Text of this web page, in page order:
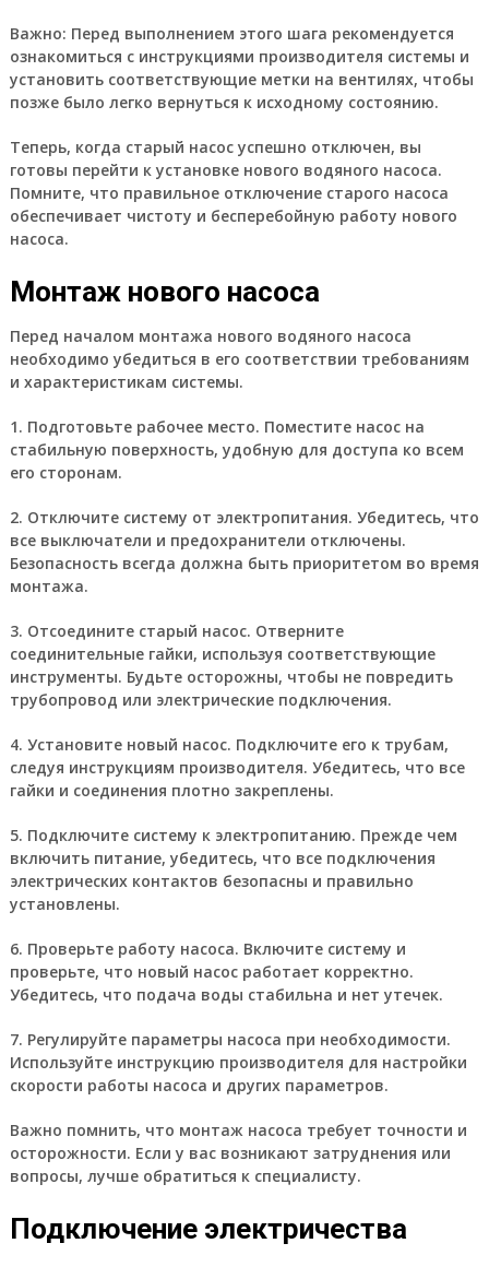
Важно: Перед выполнением этого шага рекомендуется
ознакомиться с инструкциями производителя системы и
установить соответствующие метки на вентилях, чтобы
позже было легко вернуться к исходному состоянию.
Теперь, когда старый насос успешно отключен, вы
готовы перейти к установке нового водяного насоса.
Помните, что правильное отключение старого насоса
обеспечивает чистоту и бесперебойную работу нового
насоса.
Монтаж нового насоса
Перед началом монтажа нового водяного насоса
необходимо убедиться в его соответствии требованиям
и характеристикам системы.
1. Подготовьте рабочее место. Поместите насос на
стабильную поверхность, удобную для доступа ко всем
его сторонам.
2. Отключите систему от электропитания. Убедитесь, что
все выключатели и предохранители отключены.
Безопасность всегда должна быть приоритетом во время
монтажа.
3. Отсоедините старый насос. Отверните
соединительные гайки, используя соответствующие
инструменты. Будьте осторожны, чтобы не повредить
трубопровод или электрические подключения.
4. Установите новый насос. Подключите его к трубам,
следуя инструкциям производителя. Убедитесь, что все
гайки и соединения плотно закреплены.
5. Подключите систему к электропитанию. Прежде чем
включить питание, убедитесь, что все подключения
электрических контактов безопасны и правильно
установлены.
6. Проверьте работу насоса. Включите систему и
проверьте, что новый насос работает корректно.
Убедитесь, что подача воды стабильна и нет утечек.
7. Регулируйте параметры насоса при необходимости.
Используйте инструкцию производителя для настройки
скорости работы насоса и других параметров.
Важно помнить, что монтаж насоса требует точности и
осторожности. Если у вас возникают затруднения или
вопросы, лучше обратиться к специалисту.
Подключение электричества